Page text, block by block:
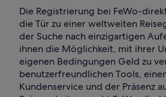
Die Registrierung bei FeWo-
die Tür zu einer weltweiten
der Suche nach einzigartigen
ihnen die Möglichkeit, mit ihrer
eigenen Bedingungen Geld zu
benutzerfreundlichen Tools,
Kundenservice und der Präsenz